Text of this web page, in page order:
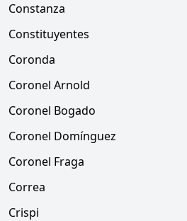
Constanza
Constituyentes
Coronda
Coronel Arnold
Coronel Bogado
Coronel Domínguez
Coronel Fraga
Correa
Crispi